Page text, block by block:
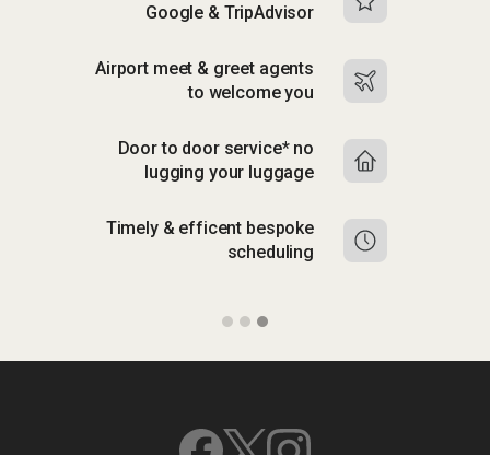
Google & TripAdvisor
Airport meet & greet agents
to welcome you
Door to door service* no
lugging your luggage
Timely & efficent bespoke
scheduling